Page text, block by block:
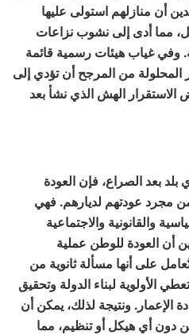
أن منازلهم استولى عليها
مما أدى إلى نشوب نزاعات
وفي غياب هيئات رسمية قائمة
المحلولة من المرجح أن تؤدي إلى
الاستقرار الهش الذي نشأ بعد
بعد الصراع، فإن العودة
مجرد عودتهم لديارهم. فهي
والقانونية والاجتماعية
أن العودة للوطن عملية
تُعامل على أنها مسألة ثانوية من
الأولوية لبناء الدولة وتحقيق
الإعمار. ونتيجة لذلك، يمكن أن
دون أي هيكل أو تنظيم، مما